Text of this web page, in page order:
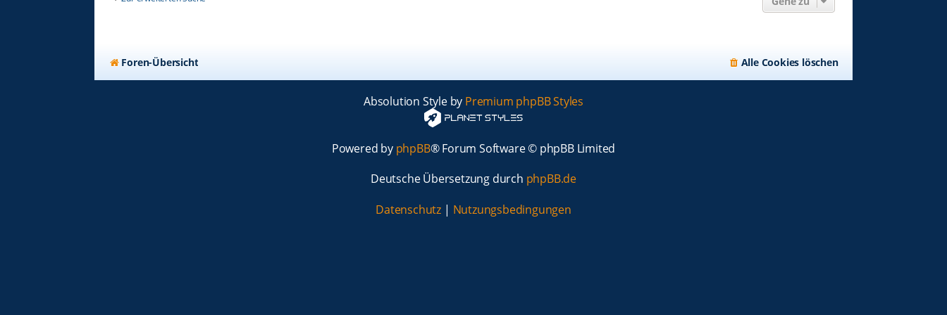
Foren-Übersicht Alle Cookies löschen
Absolution Style by Premium phpBB Styles
Powered by phpBB® Forum Software © phpBB Limited
Deutsche Übersetzung durch phpBB.de
Datenschutz | Nutzungsbedingungen